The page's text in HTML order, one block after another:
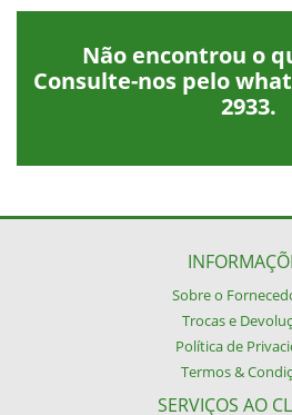
Não encontrou o
Consulte-nos pelo
2933.
Sobre o
Trocas e
Política de
Termos &
SERVIÇOS AO